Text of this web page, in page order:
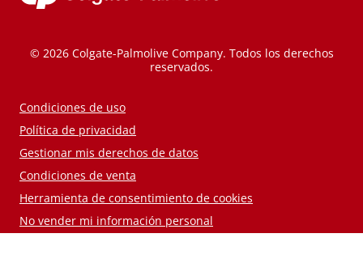
© 2026 Colgate-Palmolive Company. Todos los derechos
reservados.
Condiciones de uso
Política de privacidad
Gestionar mis derechos de datos
Condiciones de venta
Herramienta de consentimiento de cookies
No vender mi información personal